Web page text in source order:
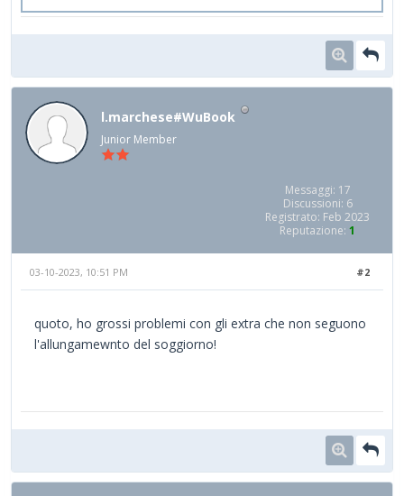
l.marchese#WuBook
Junior Member
Messaggi: 17
Discussioni: 6
Registrato: Feb 2023
Reputazione: 1
#2
03-10-2023, 10:51 PM
quoto, ho grossi problemi con gli extra che non seguono
l'allungamewnto del soggiorno!